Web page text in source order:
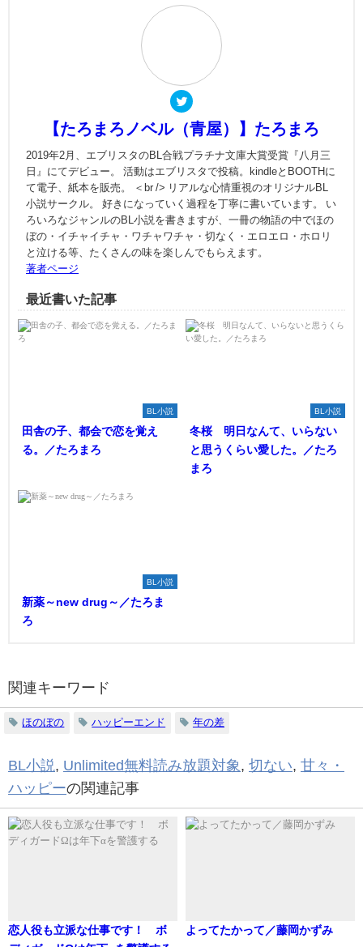
【たろまろノベル（青屋）】たろまろ
2019年2月、エブリスタのBL合戦プラチナ文庫大賞受賞『八月三
日』にてデビュー。 活動はエブリスタで投稿。kindleとBOOTHに
て電子、紙本を販売。 ＜br /> リアルな心情重視のオリジナルBL
小説サークル。 好きになっていく過程を丁寧に書いています。 い
ろいろなジャンルのBL小説を書きますが、一冊の物語の中でほの
ぼの・イチャイチャ・ワチャワチャ・切なく・エロエロ・ホロリ
と泣ける等、たくさんの味を楽しんでもらえます。
著者ページ
最近書いた記事
BL小説
田舎の子、都会で恋を覚え
る。／たろまろ
BL小説
冬桜 明日なんて、いらない
と思うくらい愛した。／たろ
まろ
BL小説
新薬～new drug～／たろま
ろ
関連キーワード
ほのぼの ハッピーエンド 年の差
BL小説, Unlimited無料読み放題対象 , 切ない, 甘々・
ハッピーの関連記事
恋人役も立派な仕事です！ ボ
よってたかって／藤岡かずみ